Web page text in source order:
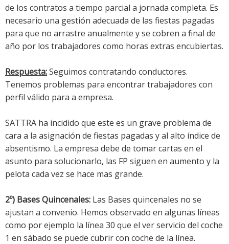
de los contratos a tiempo parcial a jornada completa. Es
necesario una gestión adecuada de las fiestas pagadas
para que no arrastre anualmente y se cobren a final de
año por los trabajadores como horas extras encubiertas.
Respuesta:Seguimos contratando conductores.
Tenemos problemas para encontrar trabajadores con
perfil válido para a empresa.
SATTRA ha incidido que este es un grave problema de
cara a la asignación de fiestas pagadas y al alto índice de
absentismo. La empresa debe de tomar cartas en el
asunto para solucionarlo, las FP siguen en aumento y la
pelota cada vez se hace mas grande.
2º) Bases Quincenales: Las Bases quincenales no se
ajustan a convenio. Hemos observado en algunas líneas
como por ejemplo la línea 30 que el ver servicio del coche
1 en sábado se puede cubrir con coche de la línea.